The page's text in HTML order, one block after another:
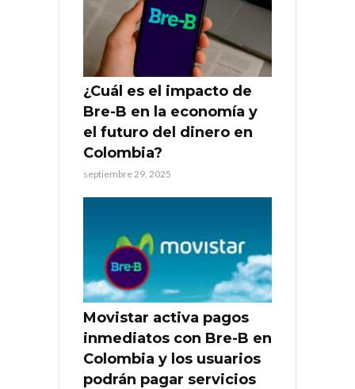
¿Cuál es el impacto de
Bre-B en la economía y
el futuro del dinero en
Colombia?
septiembre 29, 2025
Movistar activa pagos
inmediatos con Bre-B en
Colombia y los usuarios
podrán pagar servicios